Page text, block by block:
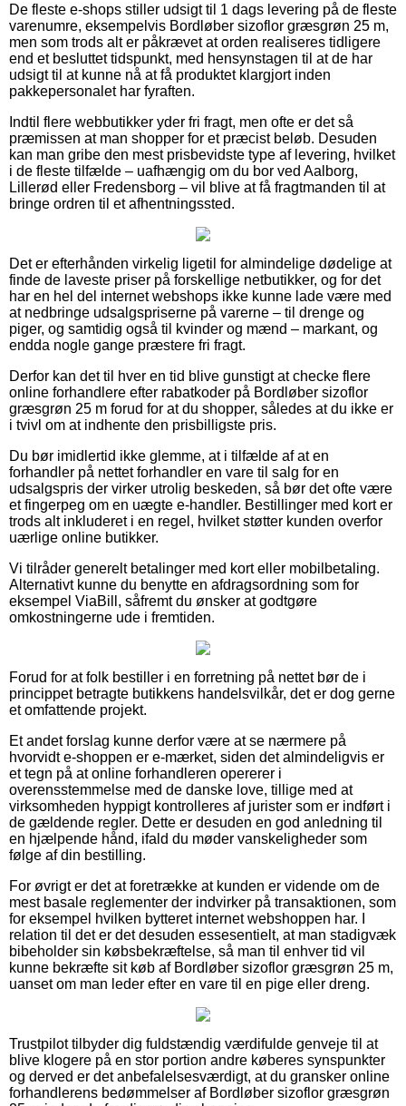
De fleste e-shops stiller udsigt til 1 dags levering på de fleste
varenumre, eksempelvis Bordløber sizoflor græsgrøn 25 m,
men som trods alt er påkrævet at orden realiseres tidligere
end et besluttet tidspunkt, med hensynstagen til at de har
udsigt til at kunne nå at få produktet klargjort inden
pakkepersonalet har fyraften.
Indtil flere webbutikker yder fri fragt, men ofte er det så
præmissen at man shopper for et præcist beløb. Desuden
kan man gribe den mest prisbevidste type af levering, hvilket
i de fleste tilfælde – uafhængig om du bor ved Aalborg,
Lillerød eller Fredensborg – vil blive at få fragtmanden til at
bringe ordren til et afhentningssted.
Det er efterhånden virkelig ligetil for almindelige dødelige at
finde de laveste priser på forskellige netbutikker, og for det
har en hel del internet webshops ikke kunne lade være med
at nedbringe udsalgspriserne på varerne – til drenge og
piger, og samtidig også til kvinder og mænd – markant, og
endda nogle gange præstere fri fragt.
Derfor kan det til hver en tid blive gunstigt at checke flere
online forhandlere efter rabatkoder på Bordløber sizoflor
græsgrøn 25 m forud for at du shopper, således at du ikke er
i tvivl om at indhente den prisbilligste pris.
Du bør imidlertid ikke glemme, at i tilfælde af at en
forhandler på nettet forhandler en vare til salg for en
udsalgspris der virker utrolig beskeden, så bør det ofte være
et fingerpeg om en uægte e-handler. Bestillinger med kort er
trods alt inkluderet i en regel, hvilket støtter kunden overfor
uærlige online butikker.
Vi tilråder generelt betalinger med kort eller mobilbetaling.
Alternativt kunne du benytte en afdragsordning som for
eksempel ViaBill, såfremt du ønsker at godtgøre
omkostningerne ude i fremtiden.
Forud for at folk bestiller i en forretning på nettet bør de i
princippet betragte butikkens handelsvilkår, det er dog gerne
et omfattende projekt.
Et andet forslag kunne derfor være at se nærmere på
hvorvidt e-shoppen er e-mærket, siden det almindeligvis er
et tegn på at online forhandleren opererer i
overensstemmelse med de danske love, tillige med at
virksomheden hyppigt kontrolleres af jurister som er indført i
de gældende regler. Dette er desuden en god anledning til
en hjælpende hånd, ifald du møder vanskeligheder som
følge af din bestilling.
For øvrigt er det at foretrække at kunden er vidende om de
mest basale reglementer der indvirker på transaktionen, som
for eksempel hvilken bytteret internet webshoppen har. I
relation til det er det desuden essesentielt, at man stadigvæk
bibeholder sin købsbekræftelse, så man til enhver tid vil
kunne bekræfte sit køb af Bordløber sizoflor græsgrøn 25 m,
uanset om man leder efter en vare til en pige eller dreng.
Trustpilot tilbyder dig fuldstændig værdifulde genveje til at
blive klogere på en stor portion andre køberes synspunkter
og derved er det anbefalelsesværdigt, at du gransker online
forhandlerens bedømmelser af Bordløber sizoflor græsgrøn